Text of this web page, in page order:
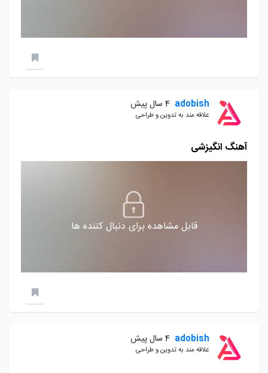
adobish 4 سال پیش
علاقه مند به تدوین و طراحی
آهنگ انگیزشی
قابل مشاهده برای دنبال کننده ها
adobish 4 سال پیش
علاقه مند به تدوین و طراحی